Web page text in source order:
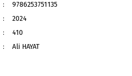
9786253751135
2024
410
Ali HAYAT